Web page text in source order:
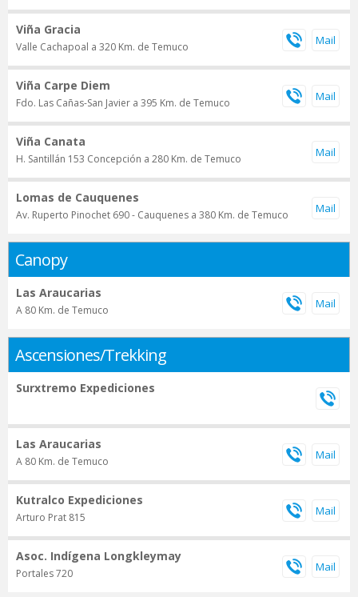
Viña Gracia
Valle Cachapoal a 320 Km. de Temuco
Viña Carpe Diem
Fdo. Las Cañas-San Javier a 395 Km. de Temuco
Viña Canata
H. Santillán 153 Concepción a 280 Km. de Temuco
Lomas de Cauquenes
Av. Ruperto Pinochet 690 - Cauquenes a 380 Km. de Temuco
Canopy
Las Araucarias
A 80 Km. de Temuco
Ascensiones/Trekking
Surxtremo Expediciones
Las Araucarias
A 80 Km. de Temuco
Kutralco Expediciones
Arturo Prat 815
Asoc. Indígena Longkleymay
Portales 720